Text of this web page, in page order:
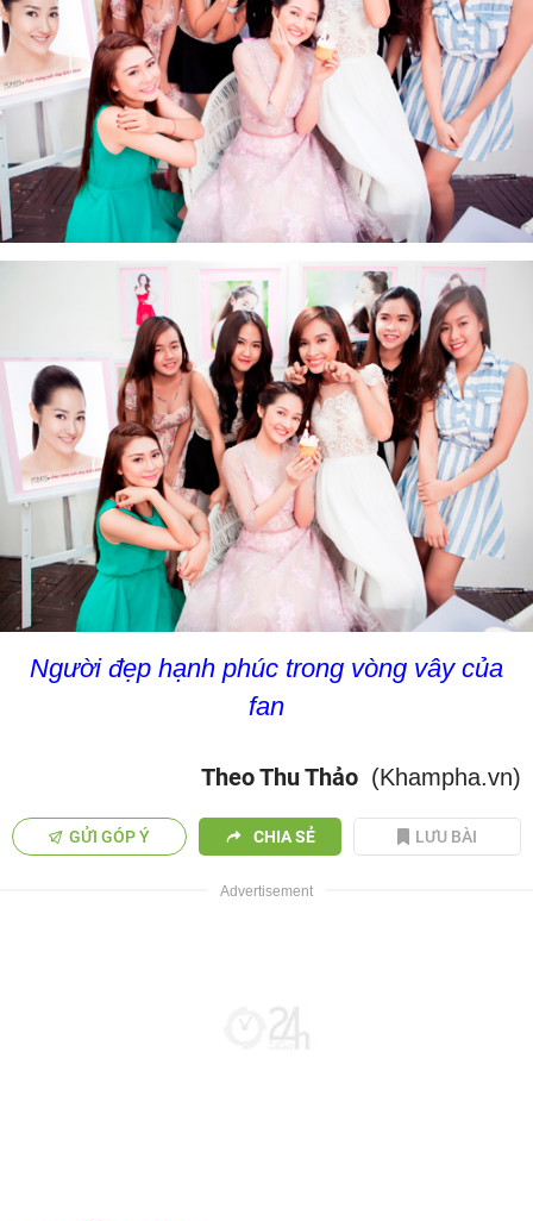
Người đẹp hạnh phúc trong vòng vây của
fan
Theo Thu Thảo (Khampha.vn)
GỬI GÓP Ý CHIA SẺ LƯU BÀI